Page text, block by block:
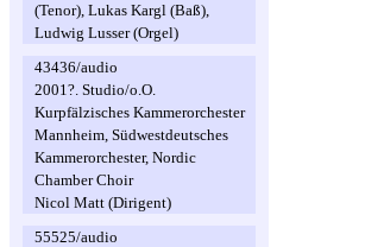
(Tenor), Lukas Kargl (Baß),
Ludwig Lusser (Orgel)
43436/audio
2001?. Studio/o.O.
Kurpfälzisches Kammerorchester
Mannheim, Südwestdeutsches
Kammerorchester, Nordic
Chamber Choir
Nicol Matt (Dirigent)
55525/audio